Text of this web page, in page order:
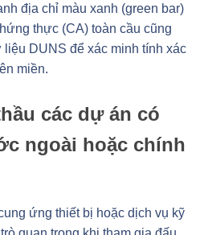
địa chỉ màu xanh (green bar)
thực (CA) toàn cầu cũng
DUNS để xác minh tính xác
miền.
các dự án có
ngoài hoặc chính
ứng thiết bị hoặc dịch vụ kỹ